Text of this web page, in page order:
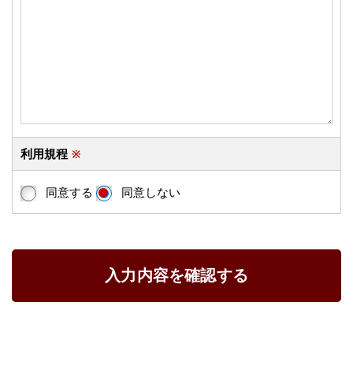
利用規程 ※
同意する 同意しない
入力内容を確認する